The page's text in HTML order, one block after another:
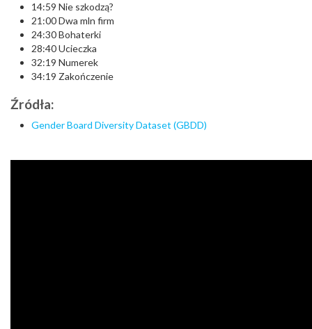
14:59 Nie szkodzą?
21:00 Dwa mln firm
24:30 Bohaterki
28:40 Ucieczka
32:19 Numerek
34:19 Zakończenie
Źródła:
Gender Board Diversity Dataset (GBDD)